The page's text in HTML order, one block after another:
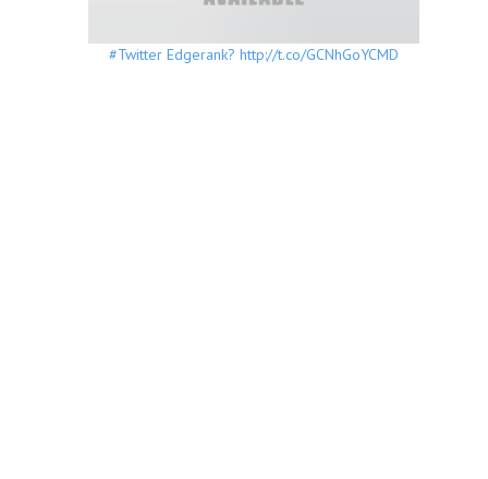
#Twitter Edgerank? http://t.co/GCNhGoYCMD